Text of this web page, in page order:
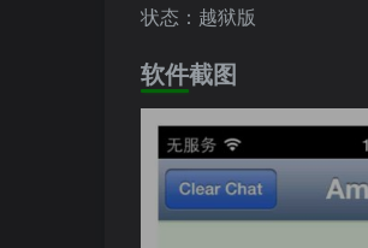
状态：越狱版
软件截图